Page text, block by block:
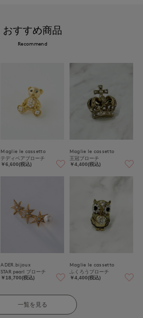
おすすめ商品
Recommend
Maglie le cassetto
テディベアブローチ
￥6,600(税込)
Maglie le cassetto
王冠ブローチ
￥4,400(税込)
ADER.bijoux
STAR pearl ブローチ
￥18,700(税込)
Maglie le cassetto
ふくろうブローチ
￥4,400(税込)
一覧を見る